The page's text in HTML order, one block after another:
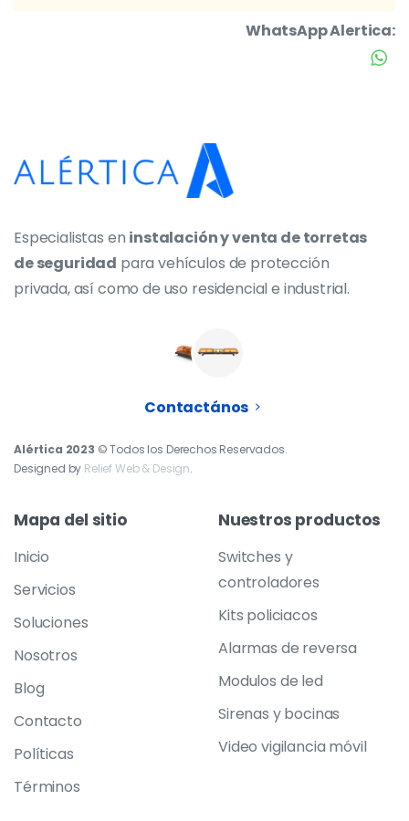
WhatsApp Alertica:
Especialistas en instalación y venta de torretas
de seguridad para vehículos de protección
privada, así como de uso residencial e industrial.
Contactános
Alértica 2023 © Todos los Derechos Reservados.
Designed by Relief Web & Design.
Mapa del sitio
Inicio
Servicios
Soluciones
Nosotros
Blog
Contacto
Políticas
Términos
Nuestros productos
Switches y
controladores
Kits policiacos
Alarmas de reversa
Modulos de led
Sirenas y bocinas
Video vigilancia móvil